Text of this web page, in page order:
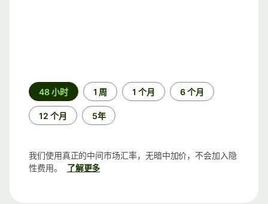
时
间
段
48 小时 1 周 1 个月 6 个月
12 个月 5年
我们使用真正的中间市场汇率，无暗中加价，不会加入隐
性费用。
了解更多